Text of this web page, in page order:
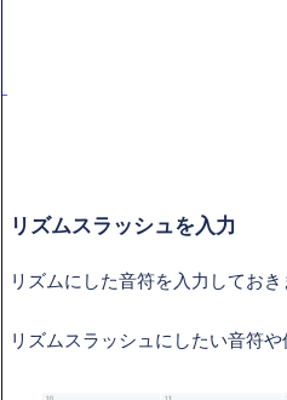
リズムスラッシュを入力
リズムにした音符を入力しておき
リズムスラッシュにしたい音符や